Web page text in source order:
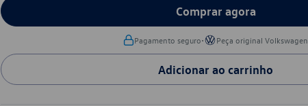
Comprar agora
Pagamento seguro• Peça original Volkswagen
Adicionar ao carrinho